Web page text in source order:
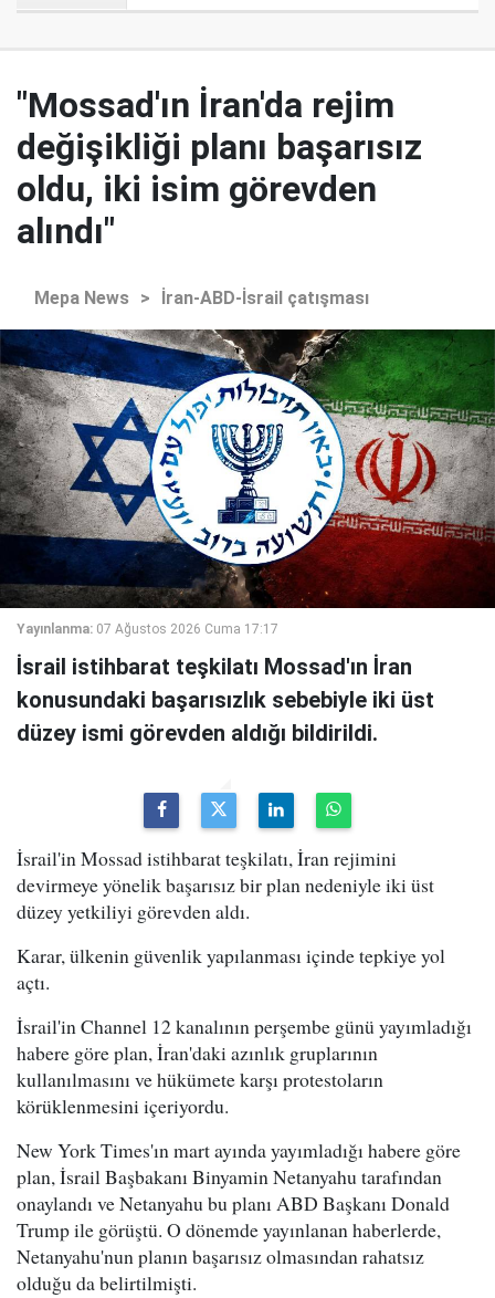
"Mossad'ın İran'da rejim
değişikliği planı başarısız
oldu, iki isim görevden
alındı"
Mepa News > İran-ABD-İsrail çatışması
Yayınlanma: 07 Ağustos 2026 Cuma 17:17
İsrail istihbarat teşkilatı Mossad'ın İran
konusundaki başarısızlık sebebiyle iki üst
düzey ismi görevden aldığı bildirildi.
İsrail'in Mossad istihbarat teşkilatı, İran rejimini
devirmeye yönelik başarısız bir plan nedeniyle iki üst
düzey yetkiliyi görevden aldı.
Karar, ülkenin güvenlik yapılanması içinde tepkiye yol
açtı.
İsrail'in Channel 12 kanalının perşembe günü yayımladığı
habere göre plan, İran'daki azınlık gruplarının
kullanılmasını ve hükümete karşı protestoların
körüklenmesini içeriyordu.
New York Times'ın mart ayında yayımladığı habere göre
plan, İsrail Başbakanı Binyamin Netanyahu tarafından
onaylandı ve Netanyahu bu planı ABD Başkanı Donald
Trump ile görüştü. O dönemde yayınlanan haberlerde,
Netanyahu'nun planın başarısız olmasından rahatsız
olduğu da belirtilmişti.